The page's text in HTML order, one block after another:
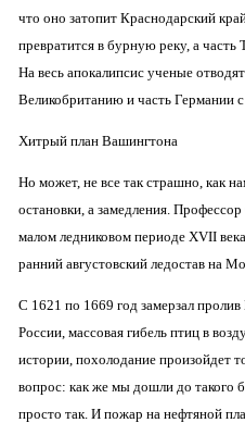
что оно затопит Краснодарский
превратится в бурную реку, а
На весь апокалипсис ученые
Великобританию и часть Германии
Хитрый план Вашингтона
Но может, не все так страшно, как
остановки, а замедления.
малом ледниковом периоде XVII
ранний августовский ледостав на
С 1621 по 1669 год замерзал
России, массовая гибель птиц в
истории, похолодание произойдет
вопрос: как же мы дошли до такого
просто так. И пожар на нефтяной